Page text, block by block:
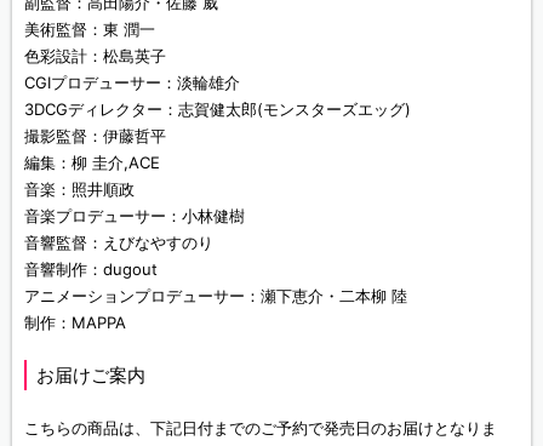
美術監督：東 潤一
色彩設計：松島英子
CGIプロデューサー：淡輪雄介
3DCGディレクター：志賀健太郎(モンスターズエッグ)
撮影監督：伊藤哲平
編集：柳 圭介,ACE
音楽：照井順政
音楽プロデューサー：小林健樹
音響監督：えびなやすのり
音響制作：dugout
アニメーションプロデューサー：瀬下恵介・二本柳 陸
制作：MAPPA
お届けご案内
こちらの商品は、下記日付までのご予約で発売日のお届けとなりま